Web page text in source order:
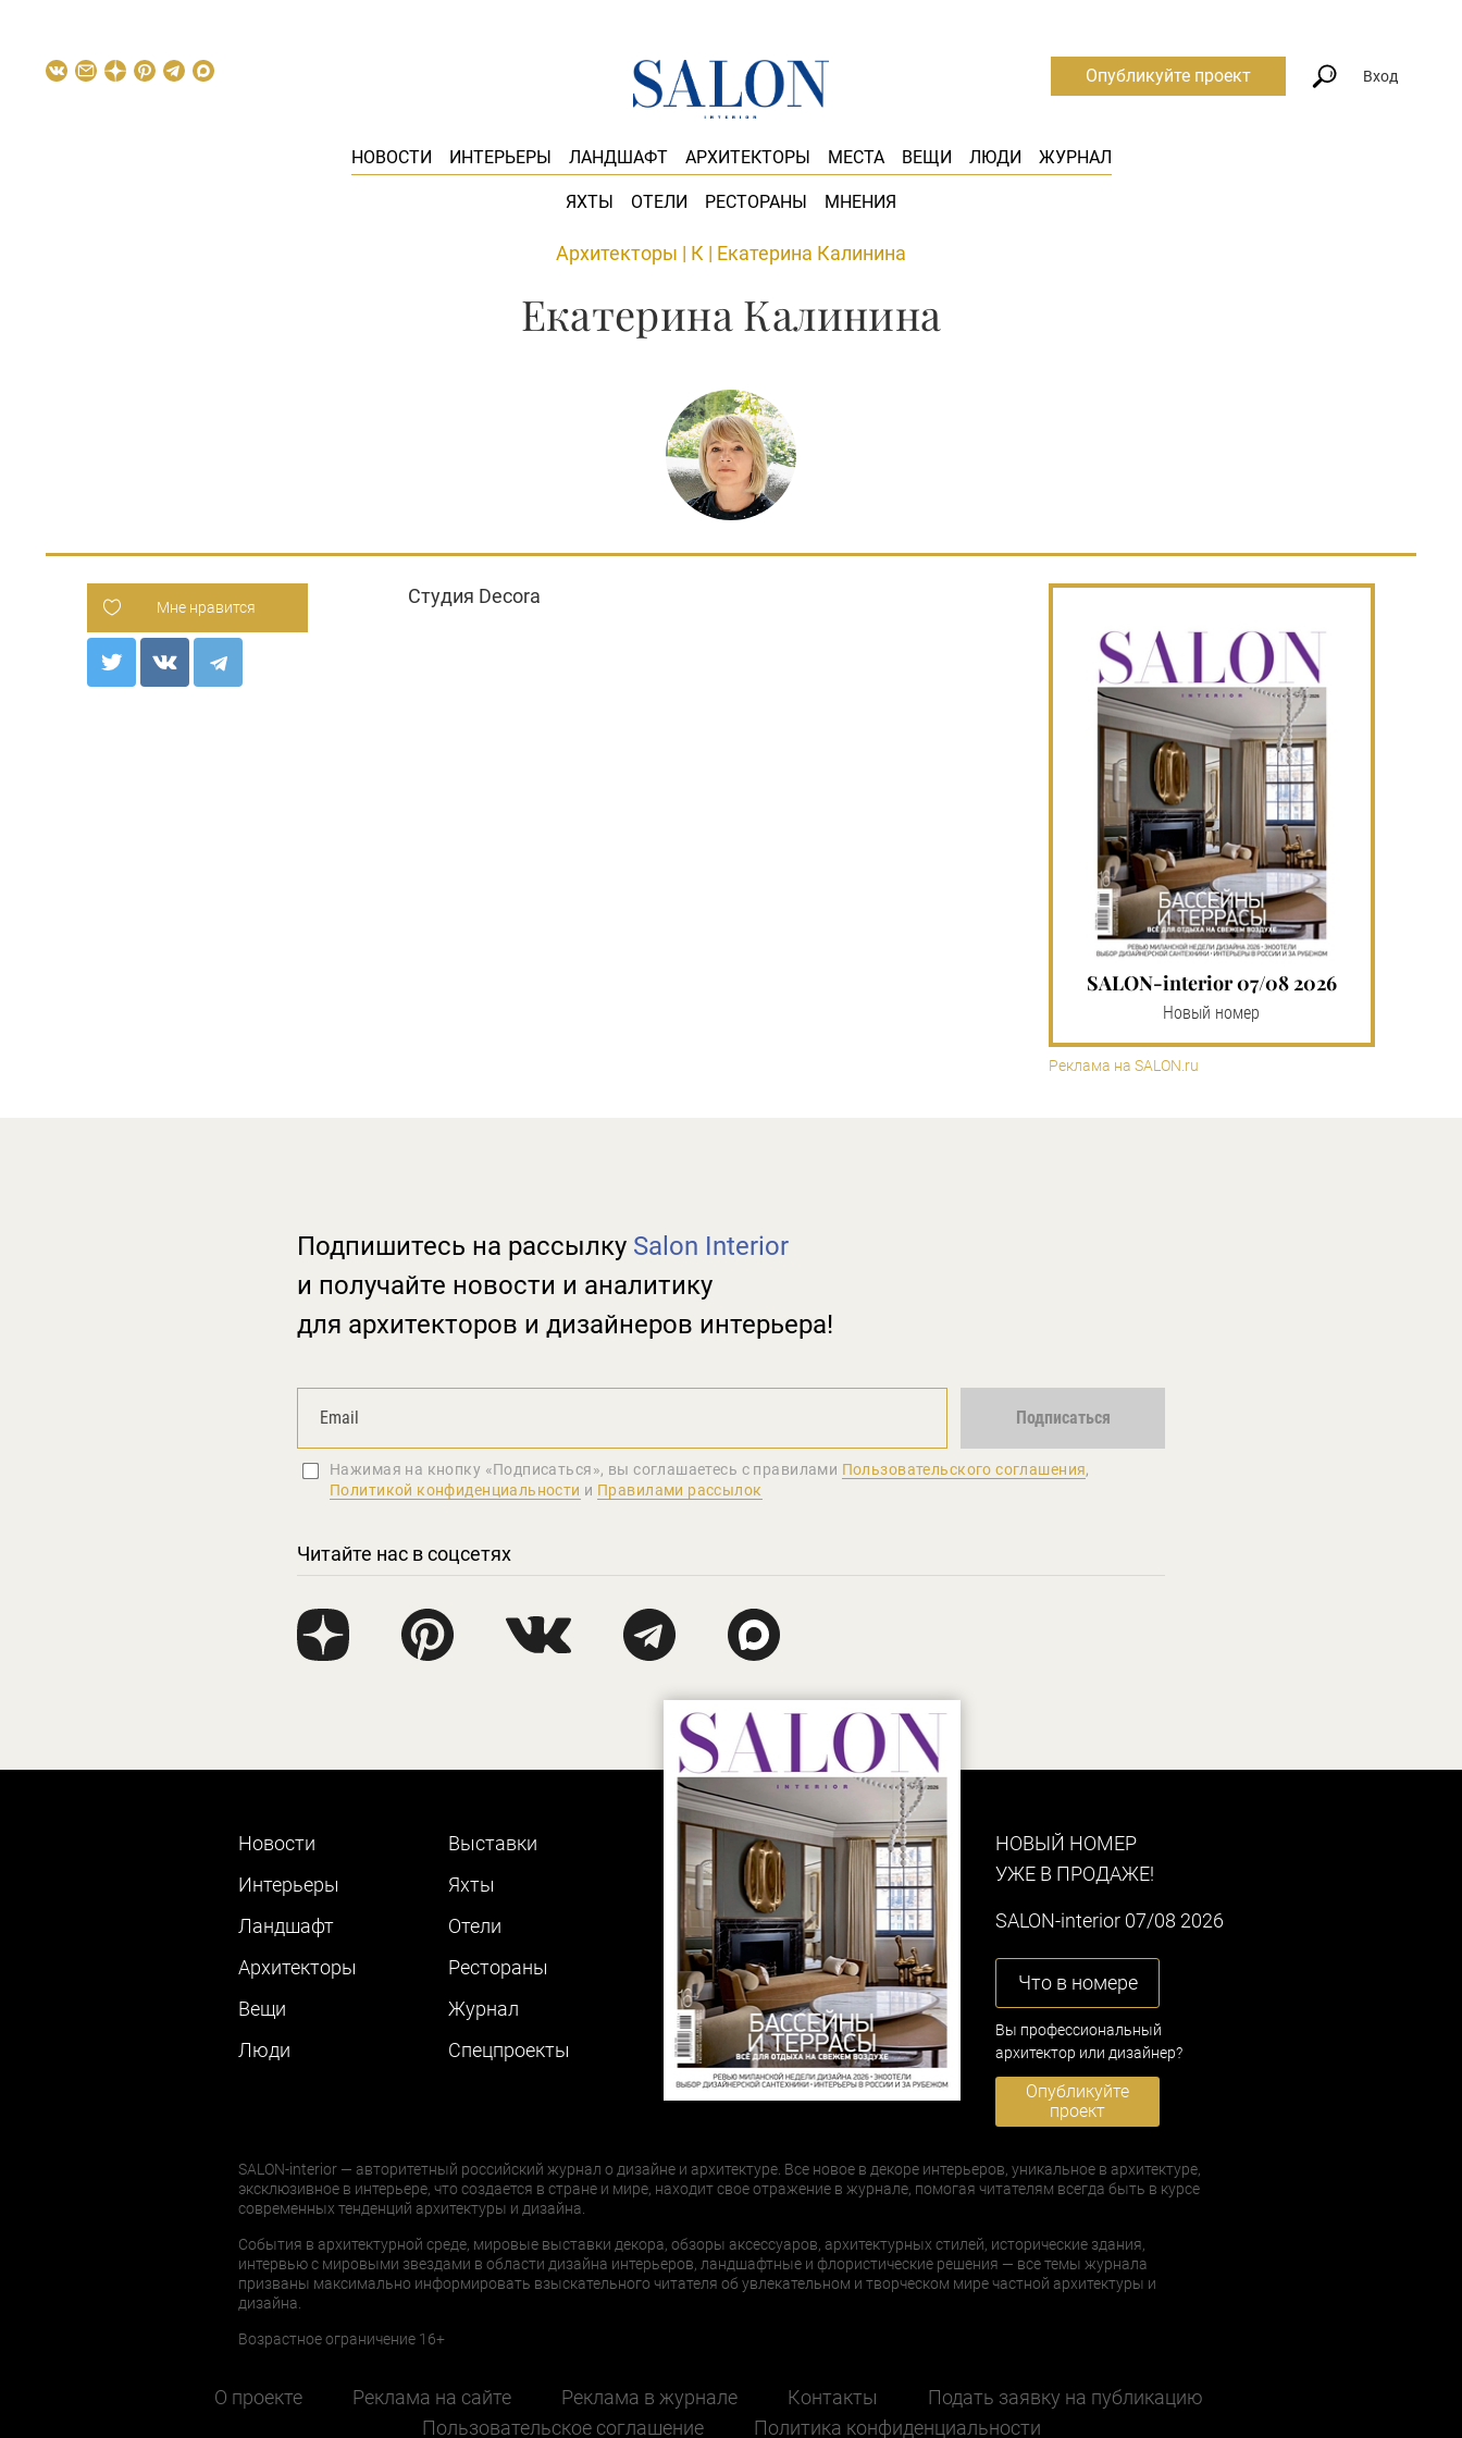
НОВОСТИ ИНТЕРЬЕРЫ ЛАНДШАФТ АРХИТЕКТОРЫ МЕСТА ВЕЩИ ЛЮДИ ЖУРНАЛ
ЯХТЫ ОТЕЛИ РЕСТОРАНЫ МНЕНИЯ
Опубликуйте проект Вход
Архитекторы | К | Екатерина Калинина
Екатерина Калинина
Мне нравится Студия Decora
SALON-interior 07/08 2026
Новый номер
Реклама на SALON.ru
Подпишитесь на рассылку Salon Interior
и получайте новости и аналитику
для архитекторов и дизайнеров интерьера!
Подписаться
Нажимая на кнопку «Подписаться», вы соглашаетеcь с правилами Пользовательского соглашения,
Политикой конфиденциальности и Правилами рассылок
Читайте нас в соцсетях
Новости
Интерьеры
Ландшафт
Архитекторы
Вещи
Люди
Выставки
Яхты
Отели
Рестораны
Журнал
Cпецпроекты
НОВЫЙ НОМЕР
УЖЕ В ПРОДАЖЕ!
SALON-interior 07/08 2026
Что в номере
Вы профессиональный
архитектор или дизайнер?
Опубликуйте
проект
SALON-interior — авторитетный российский журнал о дизайне и архитектуре. Все новое в декоре интерьеров, уникальное в архитектуре,
эксклюзивное в интерьере, что создается в стране и мире, находит свое отражение в журнале, помогая читателям всегда быть в курсе
современных тенденций архитектуры и дизайна.
События в архитектурной среде, мировые выставки декора, обзоры аксессуаров, архитектурных стилей, исторические здания,
интервью с мировыми звездами в области дизайна интерьеров, ландшафтные и флористические решения — все темы журнала
призваны максимально информировать взыскательного читателя об увлекательном и творческом мире частной архитектуры и
дизайна.
Возрастное ограничение 16+
О проекте Реклама на сайте Реклама в журнале Контакты
Подать заявку на публикацию
Пользовательское соглашение
Политика конфиденциальности